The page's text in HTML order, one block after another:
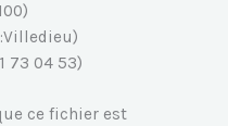
73 04 53)
ce fichier est